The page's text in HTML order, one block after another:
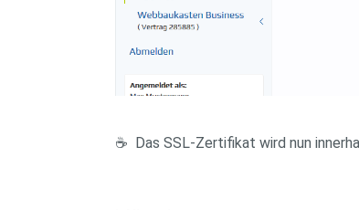
☕ Das SSL-Zertifikat wird nun